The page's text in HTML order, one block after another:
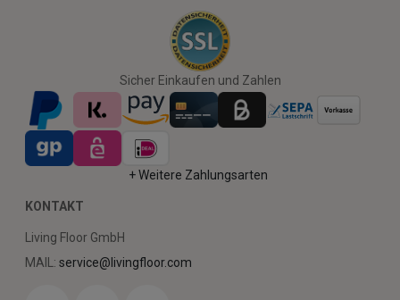
Sicher Einkaufen und Zahlen
+ Weitere Zahlungsarten
KONTAKT
Living Floor GmbH
MAIL: service@livingfloor.com